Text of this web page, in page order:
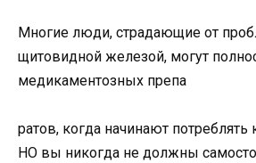
Многие люди, страдающие от
щитовидной железой, могут
медикаментозных препа
ратов, когда начинают потреблять
НО вы никогда не должны